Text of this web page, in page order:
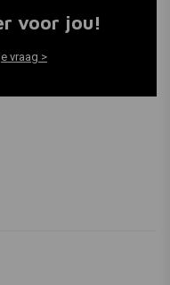
voor jou!
vraag >